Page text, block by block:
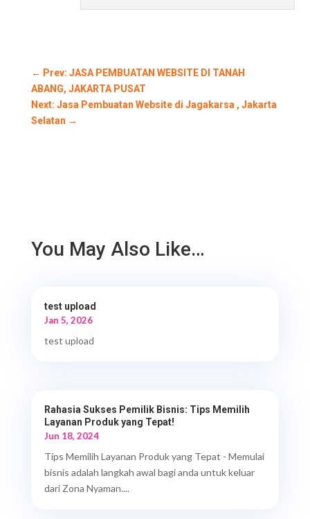
← Prev: JASA PEMBUATAN WEBSITE DI TANAH
ABANG, JAKARTA PUSAT
Next: Jasa Pembuatan Website di Jagakarsa , Jakarta
Selatan →
You May Also Like…
test upload
Jan 5, 2026
test upload
Rahasia Sukses Pemilik Bisnis: Tips Memilih
Layanan Produk yang Tepat!
Jun 18, 2024
Tips Memilih Layanan Produk yang Tepat - Memulai
bisnis adalah langkah awal bagi anda untuk keluar
dari Zona Nyaman....